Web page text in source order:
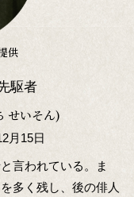
供
駆者
せいそん)
月15日
言われている。ま
多く残し、後の俳人